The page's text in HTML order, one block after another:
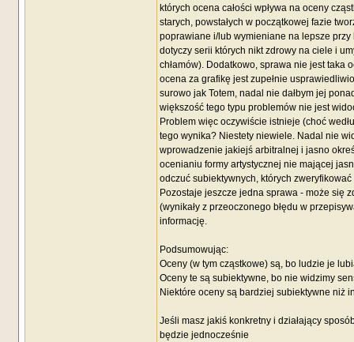
których ocena całości wpływa na oceny
starych, powstałych w początkowej fazie
poprawiane i/lub wymieniane na lepsze
dotyczy serii których nikt zdrowy na ciele i
chłamów). Dodatkowo, sprawa nie jest taka
ocena za grafikę jest zupełnie
surowo jak Totem, nadal nie dałbym jej
większość tego typu problemów nie jest
Problem więc oczywiście istnieje (choć
tego wynika? Niestety niewiele. Nadal nie
wprowadzenie jakiejś arbitralnej i jasno
ocenianiu formy artystycznej nie mającej
odczuć subiektywnych, których
Pozostaje jeszcze jedna sprawa - może się
(wynikały z przeoczonego błędu w
informację.
Podsumowując:
Oceny (w tym cząstkowe) są, bo ludzie je
Oceny te są subiektywne, bo nie widzimy
Niektóre oceny są bardziej subiektywne niż
Jeśli masz jakiś konkretny i działający
będzie jednocześnie